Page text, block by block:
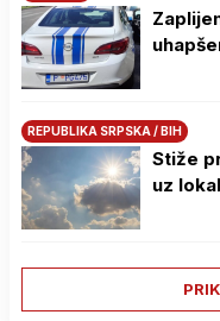
REPUBLIKA SRPSKA / BIH
Stiže
uz